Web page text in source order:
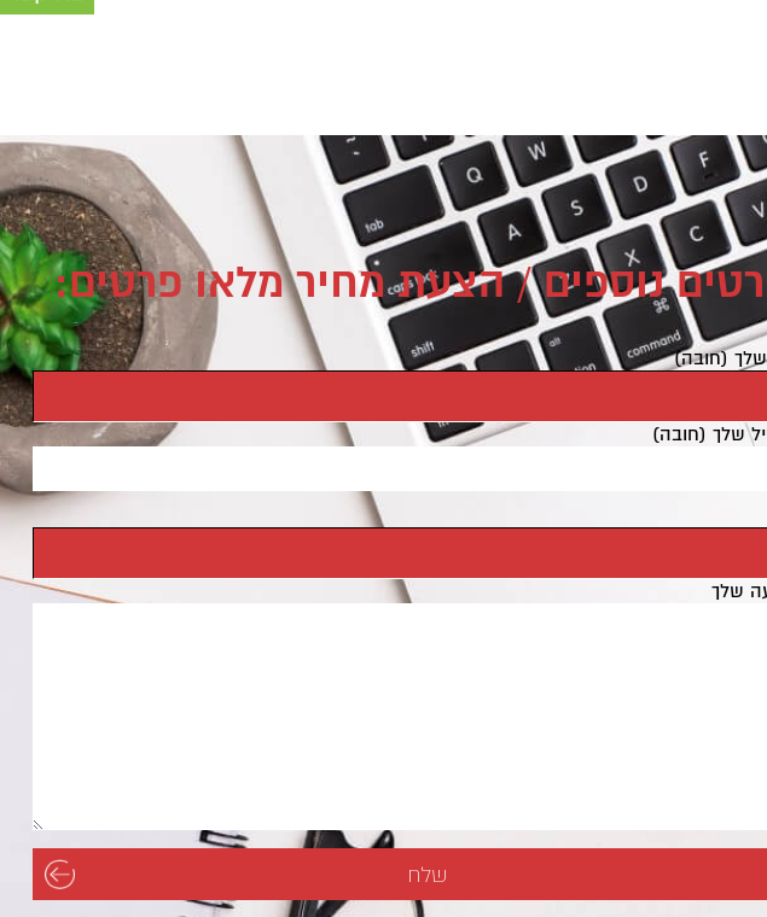
נוספים / הצעת מחיר מלאו פרטים:
(חובה)
שלך (חובה)
שלך